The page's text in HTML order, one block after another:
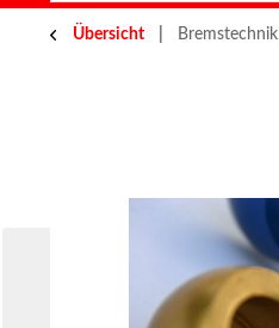
Übersicht Bremstechnik